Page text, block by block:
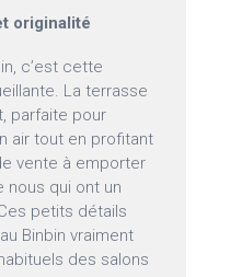
originalité
c’est cette
La terrasse
parfaite pour
air tout en profitant
vente à emporter
nous qui ont un
petits détails
Binbin vraiment
des salons